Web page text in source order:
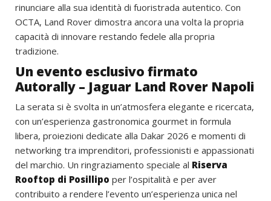
rinunciare alla sua identità di fuoristrada autentico. Con
OCTA, Land Rover dimostra ancora una volta la propria
capacità di innovare restando fedele alla propria
tradizione.
Un evento esclusivo firmato
Autorally – Jaguar Land Rover Napoli
La serata si è svolta in un’atmosfera elegante e ricercata,
con un’esperienza gastronomica gourmet in formula
libera, proiezioni dedicate alla Dakar 2026 e momenti di
networking tra imprenditori, professionisti e appassionati
del marchio. Un ringraziamento speciale al Riserva
Rooftop di Posillipo per l’ospitalità e per aver
contribuito a rendere l’evento un’esperienza unica nel